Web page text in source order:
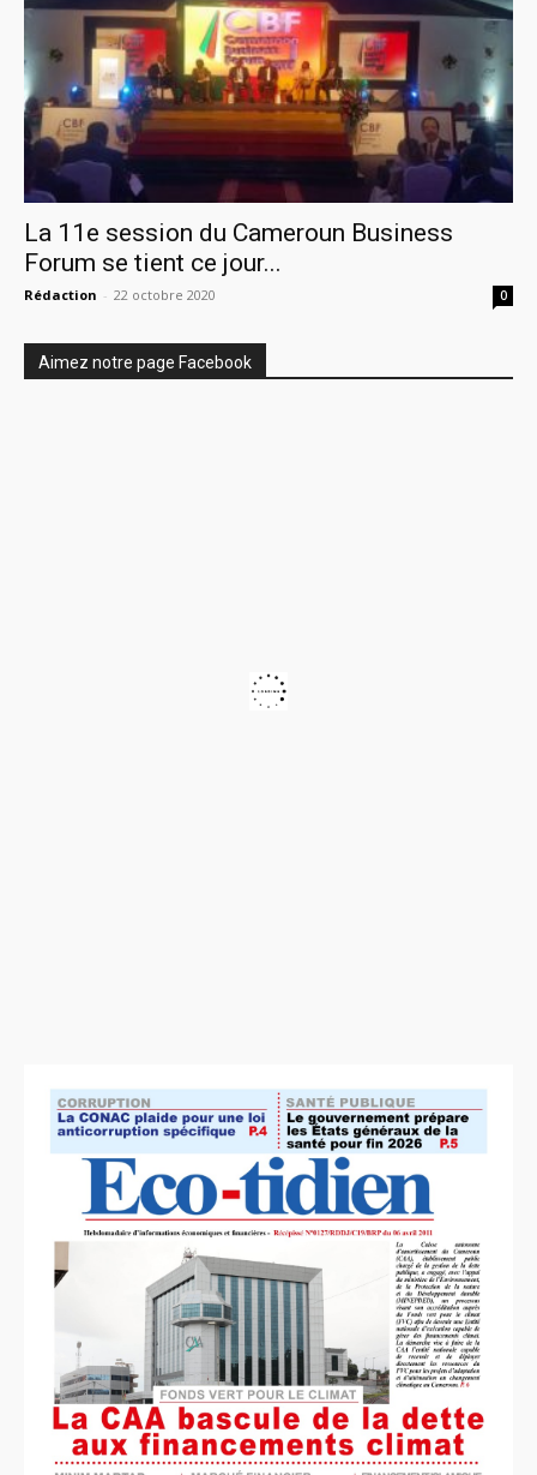
La 11e session du Cameroun Business
Forum se tient ce jour...
Rédaction - 22 octobre 2020 0
Aimez notre page Facebook